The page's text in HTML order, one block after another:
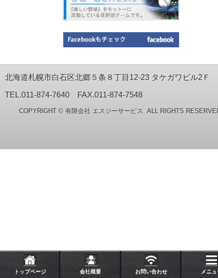
トップページ 会社概要 お問い合わせ メニ
北海道札幌市白石区北郷５条８丁目12-23 タケガワビル2Ｆ
TEL.011-874-7640 FAX.011-874-7548
COPYRIGHT © 有限会社 エスジーサービス. ALL RIGHTS